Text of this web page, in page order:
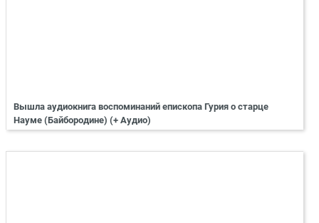
Вышла аудиокнига воспоминаний епископа Гурия о старце
Науме (Байбородине) (+ Аудио)